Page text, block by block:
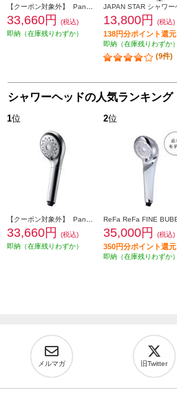
33,660円
(税込)
即納（在庫残りわずか）
13,800円 (税込)
138円分ポイント還元
即納（在庫残りわずか）
(9件)
シャワーヘッドの人気ランキング
1位
33,660円
(税込)
即納（在庫残りわずか）
2位
35,000円 (税込)
350円分ポイント還元
即納（在庫残りわずか）
メルマガ 旧Twitter